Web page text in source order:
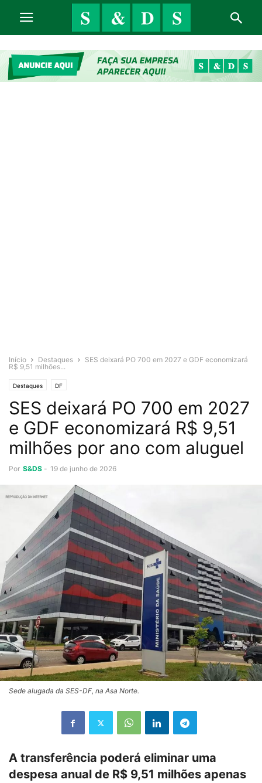
Início Destaques
SES deixará PO 700 em 2027 e GDF economizará
R$ 9,51 milhões...
Destaques DF
SES deixará PO 700 em 2027
e GDF economizará R$ 9,51
milhões por ano com aluguel
Por S&DS - 19 de junho de 2026
Sede alugada da SES-DF, na Asa Norte.
A transferência poderá eliminar uma
despesa anual de R$ 9,51 milhões apenas